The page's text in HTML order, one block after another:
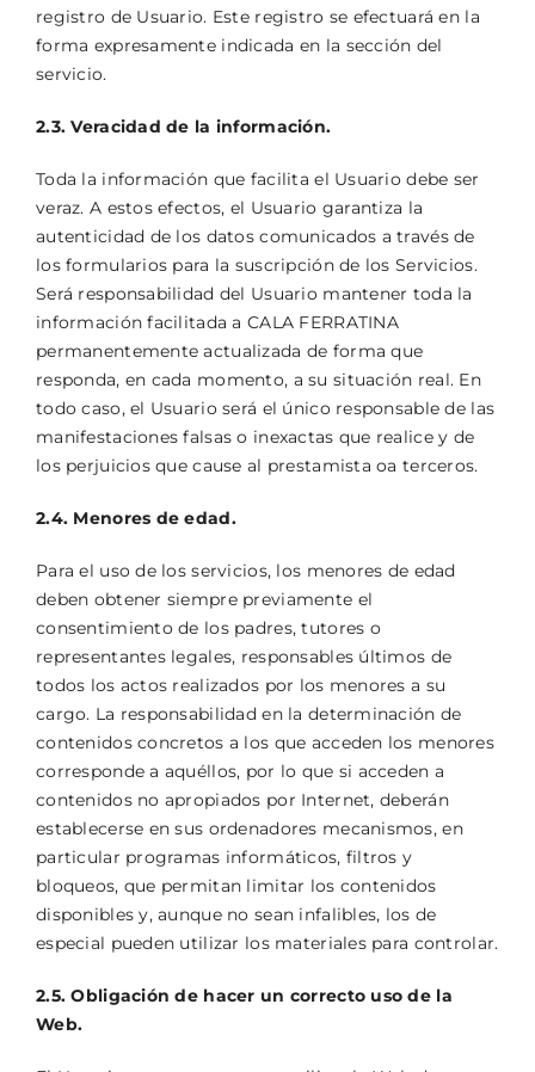
registro de Usuario. Este registro se efectuará en la
forma expresamente indicada en la sección del
servicio.
2.3. Veracidad de la información.
Toda la información que facilita el Usuario debe ser
veraz. A estos efectos, el Usuario garantiza la
autenticidad de los datos comunicados a través de
los formularios para la suscripción de los Servicios.
Será responsabilidad del Usuario mantener toda la
información facilitada a CALA FERRATINA
permanentemente actualizada de forma que
responda, en cada momento, a su situación real. En
todo caso, el Usuario será el único responsable de las
manifestaciones falsas o inexactas que realice y de
los perjuicios que cause al prestamista oa terceros.
2.4. Menores de edad.
Para el uso de los servicios, los menores de edad
deben obtener siempre previamente el
consentimiento de los padres, tutores o
representantes legales, responsables últimos de
todos los actos realizados por los menores a su
cargo. La responsabilidad en la determinación de
contenidos concretos a los que acceden los menores
corresponde a aquéllos, por lo que si acceden a
contenidos no apropiados por Internet, deberán
establecerse en sus ordenadores mecanismos, en
particular programas informáticos, filtros y
bloqueos, que permitan limitar los contenidos
disponibles y, aunque no sean infalibles, los de
especial pueden utilizar los materiales para controlar.
2.5. Obligación de hacer un correcto uso de la
Web.